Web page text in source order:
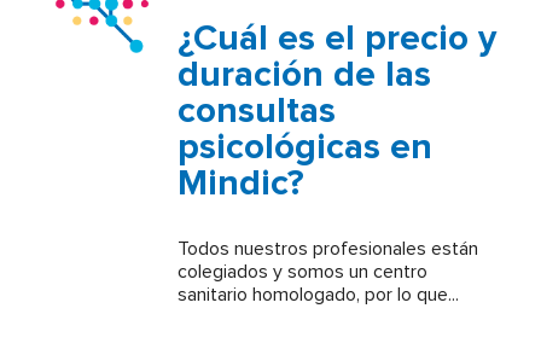
¿Cuál es el precio y
duración de las
consultas
psicológicas en
Mindic?
Todos nuestros profesionales están
colegiados y somos un centro
sanitario homologado, por lo que...